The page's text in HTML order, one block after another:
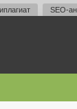
SEO-